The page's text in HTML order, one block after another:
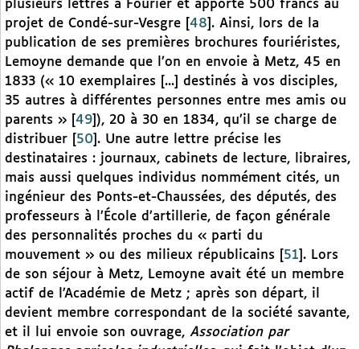
plusieurs lettres à Fourier et apporte 500 francs au
projet de Condé-sur-Vesgre
48 . Ainsi, lors de la
publication de ses premières brochures fouriéristes,
Lemoyne demande que l’on en envoie à Metz, 45 en
1833 (« 10 exemplaires [...] destinés à vos disciples,
35 autres à différentes personnes entre mes amis ou
parents »
49 ), 20 à 30 en 1834, qu’il se charge de
distribuer
50 . Une autre lettre précise les
destinataires : journaux, cabinets de lecture, libraires,
mais aussi quelques individus nommément cités, un
ingénieur des Ponts-et-Chaussées, des députés, des
professeurs à l’École d’artillerie, de façon générale
des personnalités proches du « parti du
mouvement » ou des milieux républicains
51 . Lors
de son séjour à Metz, Lemoyne avait été un membre
actif de l’Académie de Metz ; après son départ, il
devient membre correspondant de la société savante,
et il lui envoie son ouvrage, Association par